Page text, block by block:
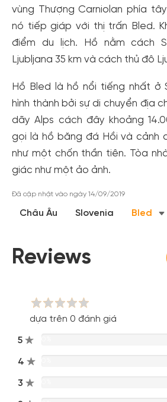
vùng Thượng Carniolan phía
nó tiếp giáp với thị trấn Bled.
điểm du lịch. Hồ nằm cách
Ljubljana 35 km và cách thủ đô
Hồ Bled là hồ nổi tiếng nhất ở
hình thành bởi sự di chuyển địa
dãy Alps cách đây khoảng
gọi là hồ băng đá Hồi và cảnh
như một chốn thần tiên. Tòa
giác như một ảo ảnh.
Đã cập nhật vào ngày 14/09/2019
Châu Âu Slovenia Bled
Reviews
dựa trên 0 đánh giá
5
4
3
Tạo tài khoản để có thể nhận
Đăng nhập Facebook